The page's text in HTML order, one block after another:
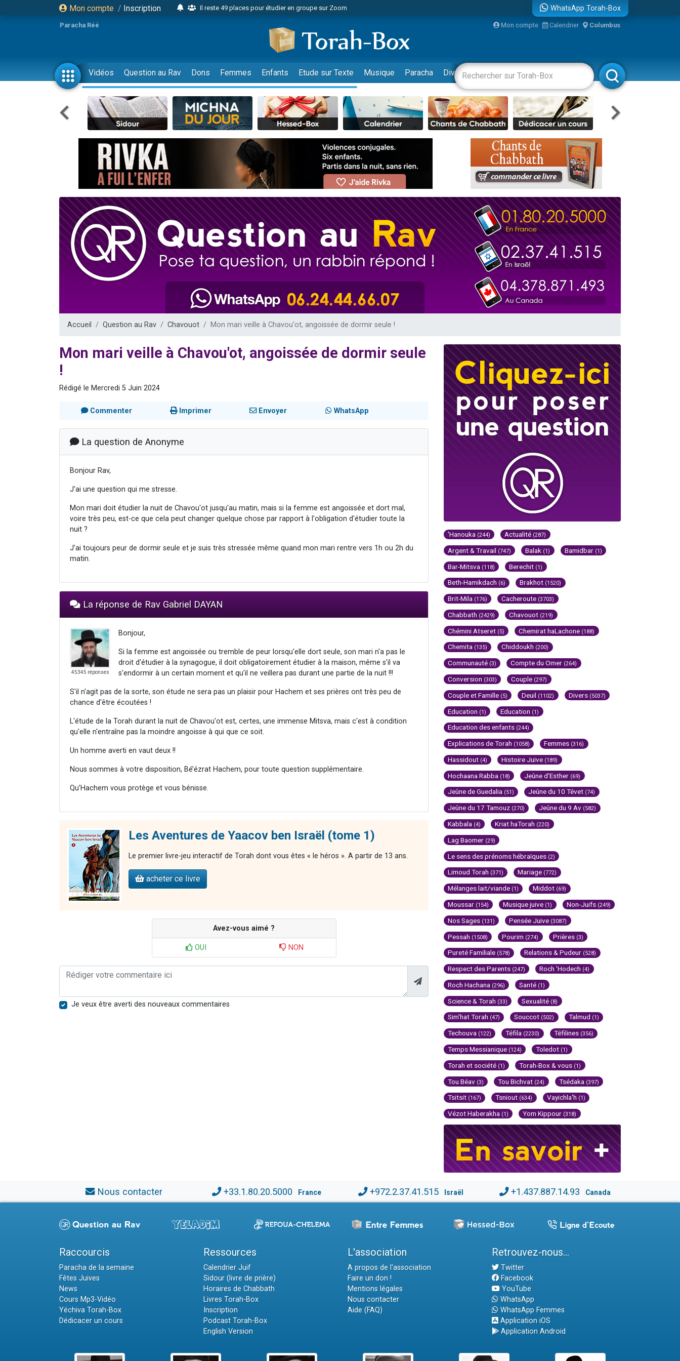
Mon compte / Inscription
Il reste 49 places pour étudier en groupe sur Zoom
2 personnes viennent de nous rejoindre sur WhatsApp
6 personnes viennent de nous rejoindre sur WhatsApp
4 personnes viennent de faire un don pour Reloger Rivka, 6 enfants, victime de violences...
2 personnes viennent de faire un don pour 1 Journée de Vacances Pour les Enfants
17 personnes viennent de demander une bénédiction
4 personnes viennent de nous rejoindre sur WhatsApp
Il reste 49 places pour étudier en groupe sur Zoom
Eva vient de donner son Maasser
4 personnes viennent de nous rejoindre sur WhatsApp
3 personnes viennent de nous rejoindre sur WhatsApp
Odaya vient de donner son Maasser
3 personnes viennent de faire un don pour 5 jours de vacances aux Orphelins
2 personnes viennent de nous rejoindre sur WhatsApp
13 personnes viennent de demander une bénédiction
Il reste 49 places pour étudier en groupe sur Zoom
12 nouvelles musiques dans Torah-Box Music
29 personnes viennent de demander une bénédiction
WhatsApp Torah-Box
Paracha Réé Mon compte Calendrier Columbus
Vidéos Question au Rav Dons Femmes Enfants Etude sur Texte Musique Paracha Divertissements Livres Rabbanim
Accueil Question au Rav Chavouot Mon mari veille à Chavou'ot, angoissée de dormir seule !
Mon mari veille à Chavou'ot, angoissée de dormir seule
!
Rédigé le Mercredi 5 Juin 2024
Commenter Imprimer Envoyer WhatsApp
La question de Anonyme
Bonjour Rav,
J'ai une question qui me stresse.
Mon mari doit étudier la nuit de Chavou'ot jusqu'au matin, mais si la femme est angoissée et dort mal,
voire très peu, est-ce que cela peut changer quelque chose par rapport à l'obligation d'étudier toute la
nuit ?
J'ai toujours peur de dormir seule et je suis très stressée même quand mon mari rentre vers 1h ou 2h du
matin.
La réponse de Rav Gabriel DAYAN
45345 réponses
Bonjour,
Si la femme est angoissée ou tremble de peur lorsqu'elle dort seule, son mari n'a pas le
droit d'étudier à la synagogue, il doit obligatoirement étudier à la maison, même s'il va
s'endormir à un certain moment et qu'il ne veillera pas durant une partie de la nuit !!!
S'il n'agit pas de la sorte, son étude ne sera pas un plaisir pour Hachem et ses prières ont très peu de
chance d'être écoutées !
L'étude de la Torah durant la nuit de Chavou'ot est, certes, une immense Mitsva, mais c'est à condition
qu'elle n'entraîne pas la moindre angoisse à qui que ce soit.
Un homme averti en vaut deux !!
Nous sommes à votre disposition, Bé’ézrat Hachem, pour toute question supplémentaire.
Qu’Hachem vous protège et vous bénisse.
Les Aventures de Yaacov ben Israël (tome 1)
Le premier livre-jeu interactif de Torah dont vous êtes « le héros ». A partir de 13 ans.
acheter ce livre
Avez-vous aimé ?
OUI NON
Je veux être averti des nouveaux commentaires
'Hanouka (244) Actualité (287)
Argent & Travail (747) Balak (1) Bamidbar (1)
Bar-Mitsva (118) Berechit (1)
Beth-Hamikdach (6) Brakhot (1520)
Brit-Mila (176) Cacheroute (3703)
Chabbath (2429) Chavouot (219)
Chémini Atseret (5) Chemirat haLachone (188)
Chemita (135) Chiddoukh (200)
Communauté (3) Compte du Omer (264)
Conversion (303) Couple (297)
Couple et Famille (5) Deuil (1102) Divers (5037)
Education (1) Education (1)
Education des enfants (244)
Explications de Torah (1058) Femmes (316)
Hassidout (4) Histoire Juive (189)
Hochaana Rabba (18) Jeûne d'Esther (69)
Jeûne de Guedalia (51) Jeûne du 10 Tévet (74)
Jeûne du 17 Tamouz (270) Jeûne du 9 Av (582)
Kabbala (4) Kriat haTorah (220)
Lag Baomer (29)
Le sens des prénoms hébraïques (2)
Limoud Torah (371) Mariage (772)
Mélanges lait/viande (1) Middot (69)
Moussar (154) Musique juive (1) Non-Juifs (249)
Nos Sages (131) Pensée Juive (3087)
Pessah (1508) Pourim (274) Prières (3)
Pureté Familiale (578) Relations & Pudeur (528)
Respect des Parents (247) Roch 'Hodech (4)
Roch Hachana (296) Santé (1)
Science & Torah (33) Sexualité (8)
Sim'hat Torah (47) Souccot (502) Talmud (1)
Techouva (122) Téfila (2230) Téfilines (356)
Temps Messianique (124) Toledot (1)
Torah et société (1) Torah-Box & vous (1)
Tou Béav (3) Tou Bichvat (24) Tsédaka (397)
Tsitsit (167) Tsniout (634) Vayichla'h (1)
Vézot Haberakha (1) Yom Kippour (318)
Nous contacter +33.1.80.20.5000 France +972.2.37.41.515 Israël +1.437.887.14.93 Canada
Raccourcis
Paracha de la semaine
Fêtes Juives
News
Cours Mp3-Vidéo
Yéchiva Torah-Box
Dédicacer un cours
Ressources
Calendrier Juif
Sidour (livre de prière)
Horaires de Chabbath
Livres Torah-Box
Inscription
Podcast Torah-Box
English Version
L'association
A propos de l'association
Faire un don !
Mentions légales
Nous contacter
Aide (FAQ)
Retrouvez-nous...
Twitter
Facebook
YouTube
WhatsApp
WhatsApp Femmes
Application iOS
Application Android